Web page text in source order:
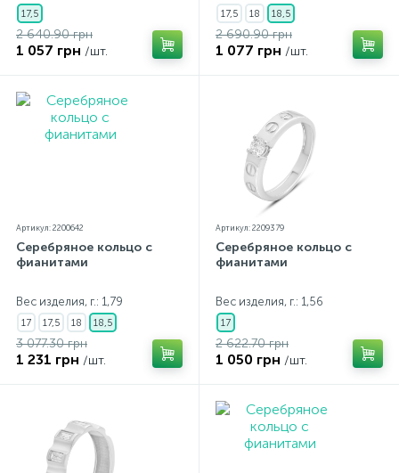
17,5
2 640.90 грн
1 057 грн /шт.
17,5 18 18,5
2 690.90 грн
1 077 грн /шт.
Артикул: 2200642
Серебряное кольцо с
фианитами
Вес изделия, г.: 1,79
17 17,5 18 18,5
3 077.30 грн
1 231 грн /шт.
Артикул: 2209379
Серебряное кольцо с
фианитами
Вес изделия, г.: 1,56
17
2 622.70 грн
1 050 грн /шт.